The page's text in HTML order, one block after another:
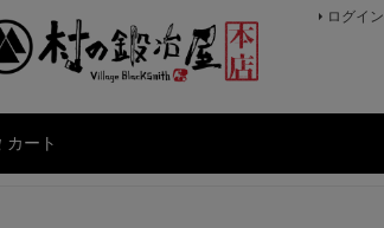
ログイン
カート